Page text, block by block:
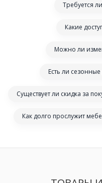
Требуется
Какие
Можно ли
Есть ли
Существует ли скидка за
Как долго прослужит